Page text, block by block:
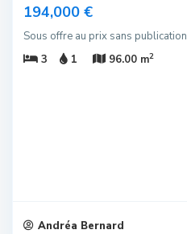
194,000 €
Sous offre au prix sans publication
3
1 96.00 m2
Andréa Bernard